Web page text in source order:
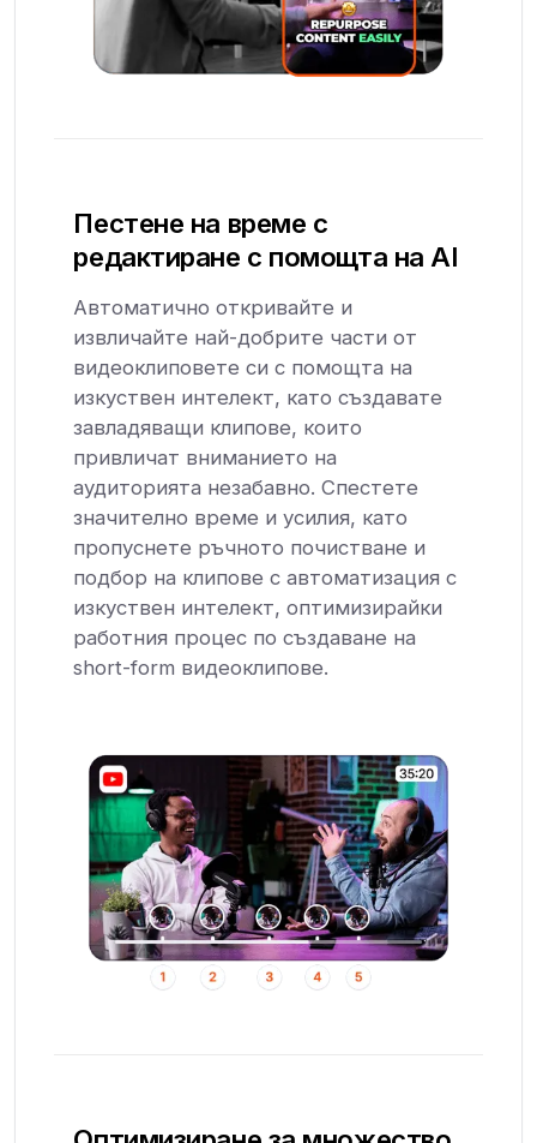
Пестене на време с
редактиране с помощта на AI
Автоматично откривайте и
извличайте най-добрите части от
видеоклиповете си с помощта на
изкуствен интелект, като създавате
завладяващи клипове, които
привличат вниманието на
аудиторията незабавно. Спестете
значително време и усилия, като
пропуснете ръчното почистване и
подбор на клипове с автоматизация с
изкуствен интелект, оптимизирайки
работния процес по създаване на
short-form видеоклипове.